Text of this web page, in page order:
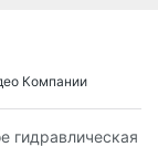
Компании
установок
гидравлическая